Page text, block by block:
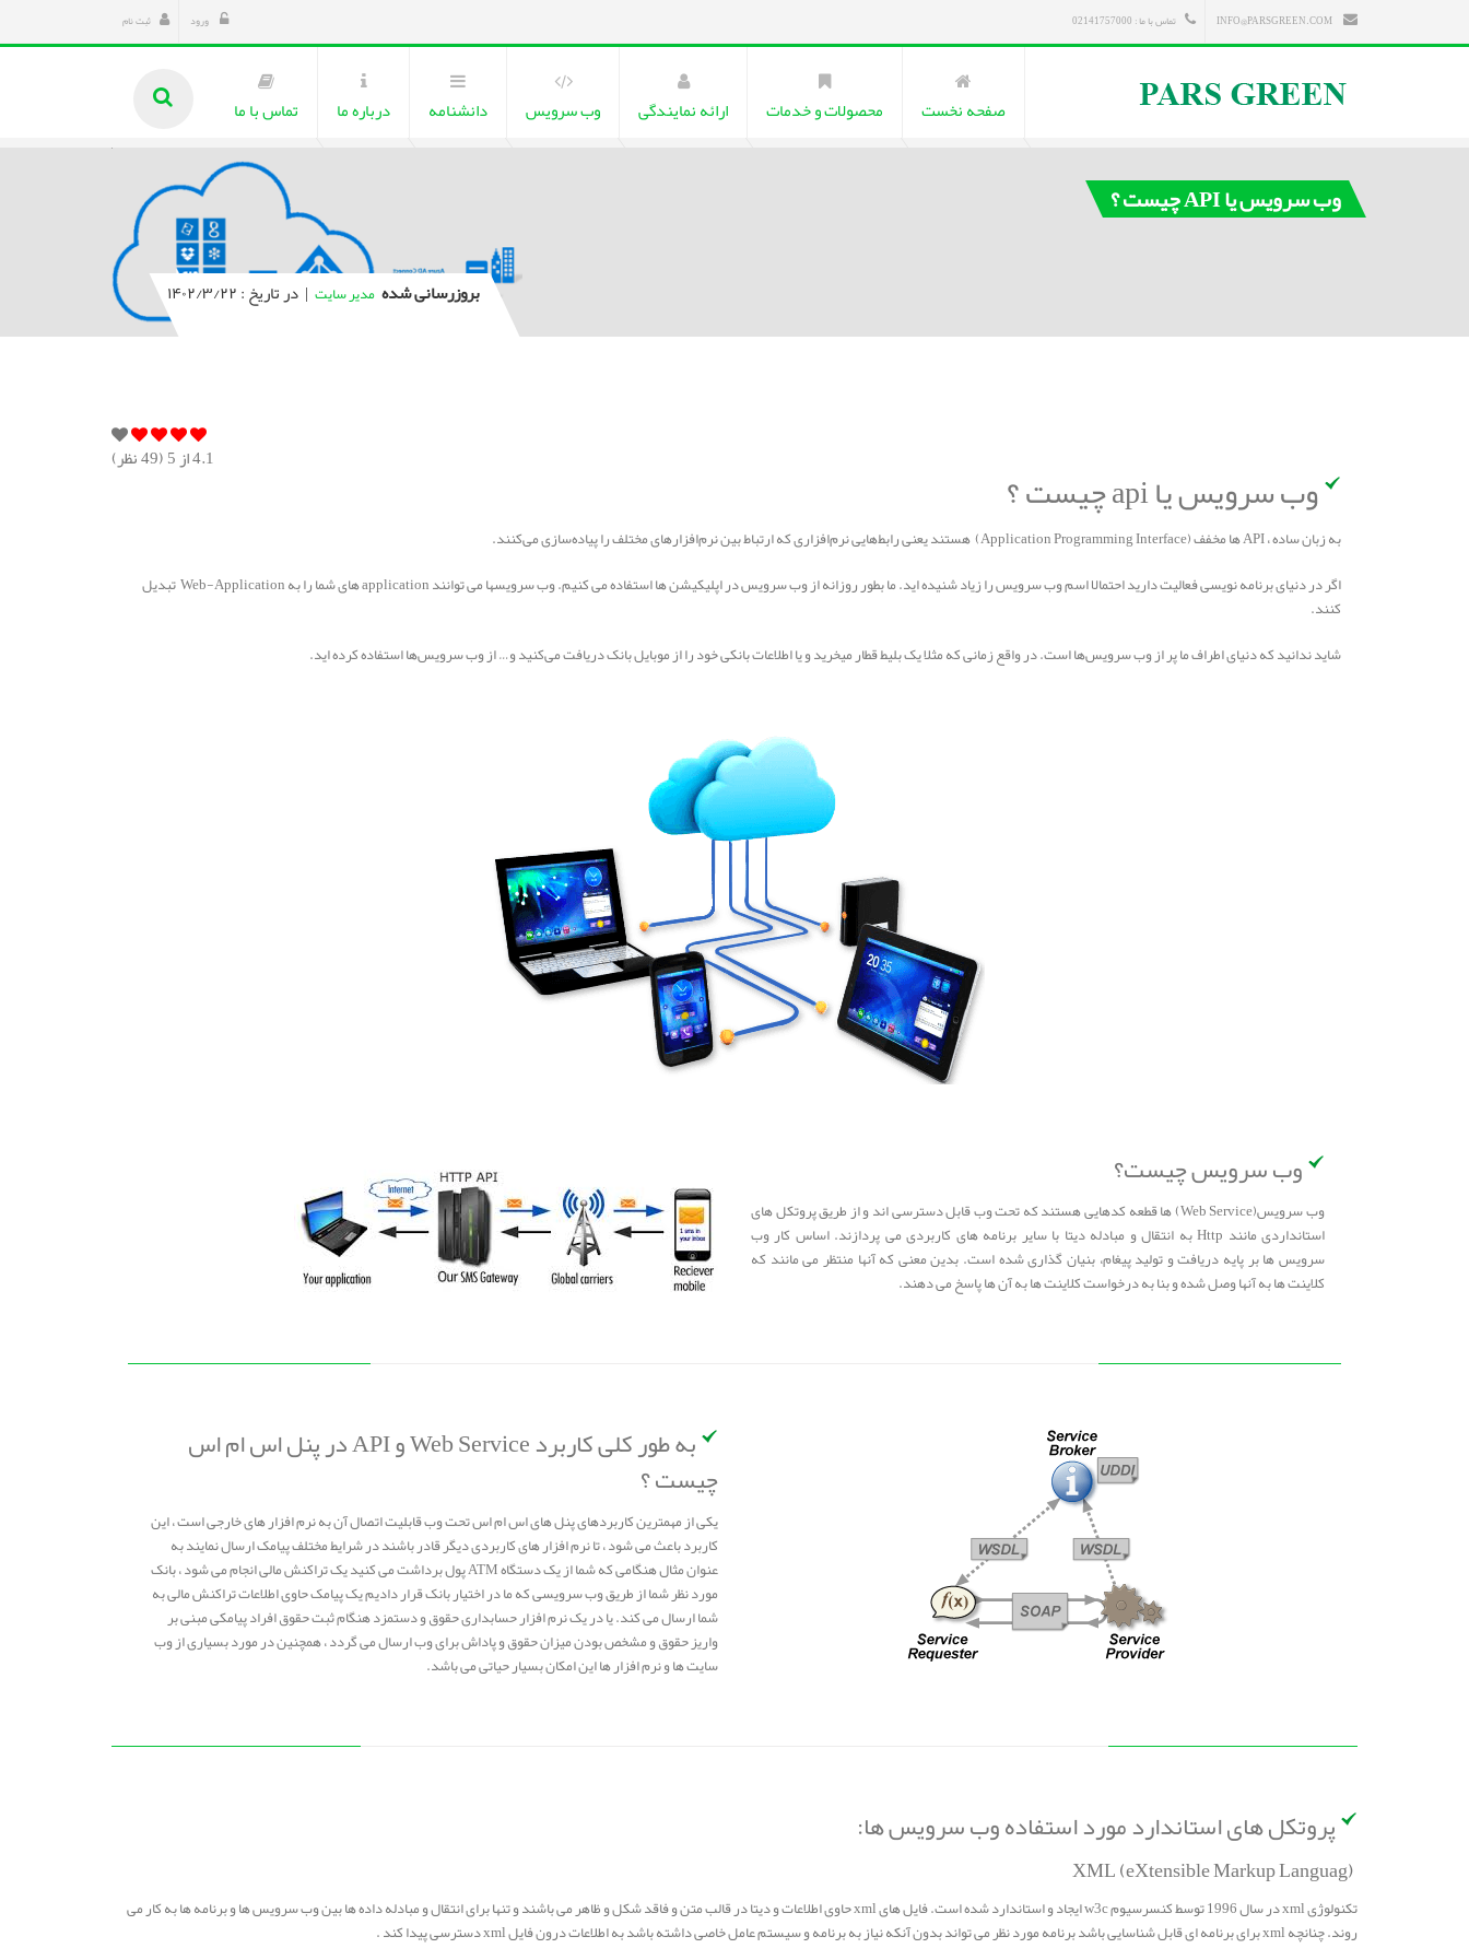
تماس با ما : 02141757000 ورود ثبت نام
صفحه نخست محصولات و خدمات ارائه نمایندگی وب سرویس دانشنامه درباره ما تماس با ما
وب سرویس یا API چیست ؟
بروزرسانی شده مدیر سایت | در تاریخ : ۱۴۰۲/۳/۲۲
4.1از 5 ( 49نظر)
وب سرویس یا api چیست ؟
به زبان ساده ، API ها مخفف (Application Programming Interface) هستند یعنی رابط‌هایی نرم‌افزاری که ارتباط بین نرم‌افزارهای مختلف را پیاده‌سازی می‌کنند.
اگر در دنیای برنامه نویسی فعالیت دارید احتمالا اسم وب سرویس را زیاد شنیده اید. ما بطور روزانه از وب سرویس در اپلیکیشن ها استفاده می کنیم. وب سرویسها می توانند application های شما را به Web-Application تبدیل
کنند.
شاید ندانید که دنیای اطراف ما پر از وب سرویس‌ها است. در واقع زمانی که مثلا یک بلیط قطار میخرید و یا اطلاعات بانکی خود را از موبایل بانک دریافت می‌کنید و… از وب سرویس‌ها استفاده کرده اید.
وب سرویس چیست؟
وب سرویس(Web Service) ها قطعه کدهایی هستند که تحت وب قابل دسترسی اند و از طریق پروتکل های
استانداردی مانند Http به انتقال و مبادله دیتا با سایر برنامه های کاربردی می پردازند. اساس کار وب
سرویس ها بر پایه دریافت و تولید پیغام، بنیان گذاری شده است. بدین معنی که آنها منتظر می مانند که
کلاینت ها به آنها وصل شده و بنا به درخواست کلاینت ها به آن ها پاسخ می دهند.
به طور کلی کاربرد Web Service و API در پنل اس ام اس
چیست ؟
یکی از مهمترین کاربردهای پنل های اس ام اس تحت وب قابلیت اتصال آن به نرم افزار های خارجی است ، این
کاربرد باعث می شود ، تا نرم افزار های کاربردی دیگر قادر باشند در شرایط مختلف پیامک ارسال نمایند به
عنوان مثال هنگامی که شما از یک دستگاه ATM پول برداشت می کنید یک تراکنش مالی انجام می شود ، بانک
مورد نظر شما از طریق وب سرویسی که ما در اختیار بانک قرار دادیم یک پیامک حاوی اطلاعات تراکنش مالی به
شما ارسال می کند. یا در یک نرم افزار حسابداری حقوق و دستمزد هنگام ثبت حقوق افراد پیامکی مبنی بر
واریز حقوق و مشخص بودن میزان حقوق و پاداش برای وب ارسال می گردد ، همچنین در مورد بسیاری از وب
سایت ها و نرم افزار ها این امکان بسیار حیاتی می باشد.
پروتکل های استاندارد مورد استفاده وب سرویس ها:
(XML (eXtensible Markup Languag
تکنولوژی xml در سال 1996 توسط کنسرسیوم w3c ایجاد و استاندارد شده است. فایل های xml حاوی اطلاعات و دیتا در قالب متن و فاقد شکل و ظاهر می باشند و تنها برای انتقال و مبادله داده ها بین وب سرویس ها و برنامه ها به کار می
روند. چنانچه xml برای برنامه ای قابل شناسایی باشد برنامه مورد نظر می تواند بدون آنکه نیاز به برنامه و سیستم عامل خاصی داشته باشد به اطلاعات درون فایل xml دسترسی پیدا کند .